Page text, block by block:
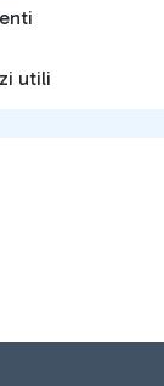
utili